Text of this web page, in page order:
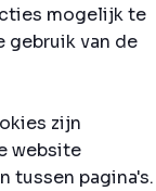
mogelijk te
gebruik van de
zijn
website
tussen pagina's.